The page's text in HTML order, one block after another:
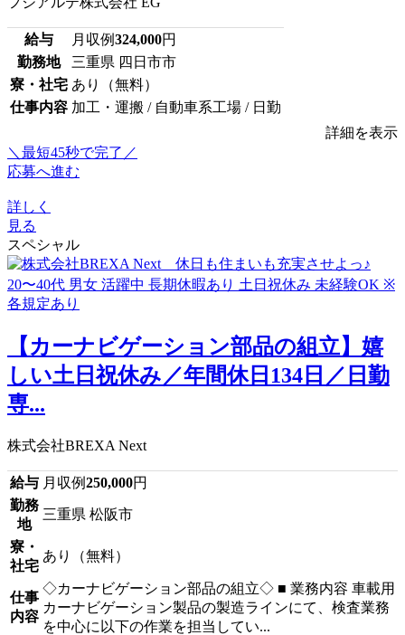
給与 月収例324,000円
勤務地
三重県 四日市市
寮・社宅 あり（無料）
仕事内容 加工・運搬 / 自動車系工場 / 日勤
詳細を表示
＼最短45秒で完了／
応募へ進む
詳しく
見る
スペシャル
【カーナビゲーション部品の組立】嬉
しい土日祝休み／年間休日134日／日勤
専...
株式会社BREXA Next
給与 月収例250,000円
勤務
地
三重県 松阪市
寮・
社宅
あり（無料）
仕事
内容
◇カーナビゲーション部品の組立◇ ■ 業務内容 車載用
カーナビゲーション製品の製造ラインにて、検査業務
を中心に以下の作業を担当してい...